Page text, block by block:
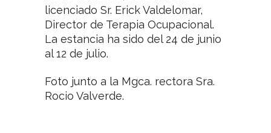
licenciado Sr. Erick Valdelomar,
Director de Terapia Ocupacional.
La estancia ha sido del 24 de junio
al 12 de julio.
Foto junto a la Mgca. rectora Sra.
Rocio Valverde.